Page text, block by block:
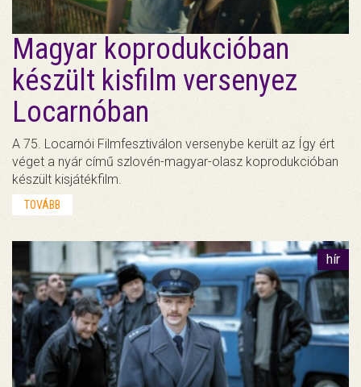
Magyar koprodukcióban
készült kisfilm versenyez
Locarnóban
A 75. Locarnói Filmfesztiválon versenybe került az Így ért
véget a nyár című szlovén-magyar-olasz koprodukcióban
készült kisjátékfilm.
TOVÁBB
hír